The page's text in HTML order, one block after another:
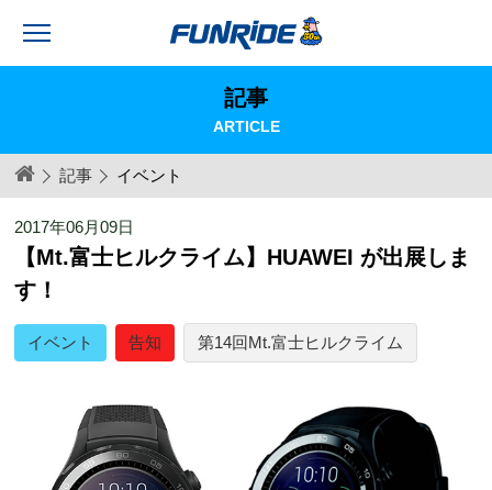
記事
ARTICLE
記事 イベント
2017年06月09日
【Mt.富士ヒルクライム】HUAWEI が出展しま
す！
イベント 告知 第14回Mt.富士ヒルクライム